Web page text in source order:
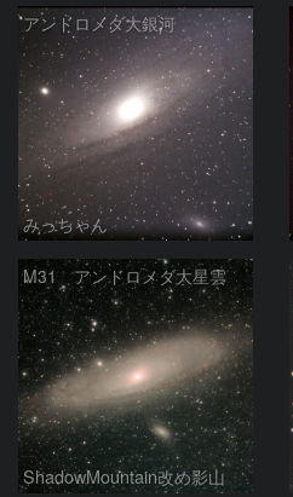
アンドロメダ大銀河
みっちゃん
M31 アンドロメダ大星雲
ShadowMountain改め影山